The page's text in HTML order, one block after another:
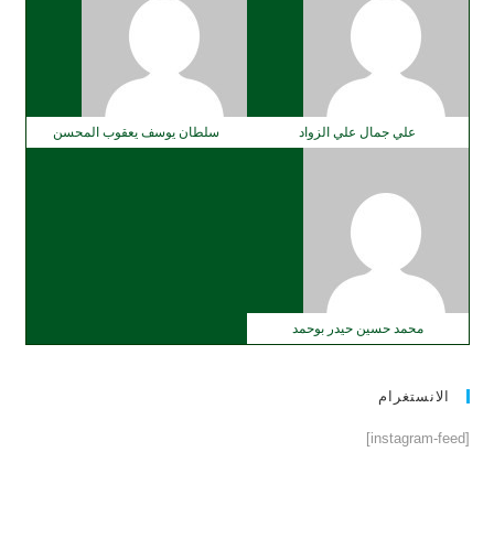
علي جمال علي الزواد سلطان يوسف يعقوب المحسن
محمد حسين حيدر بوحمد
الانستغرام
[instagram-feed]